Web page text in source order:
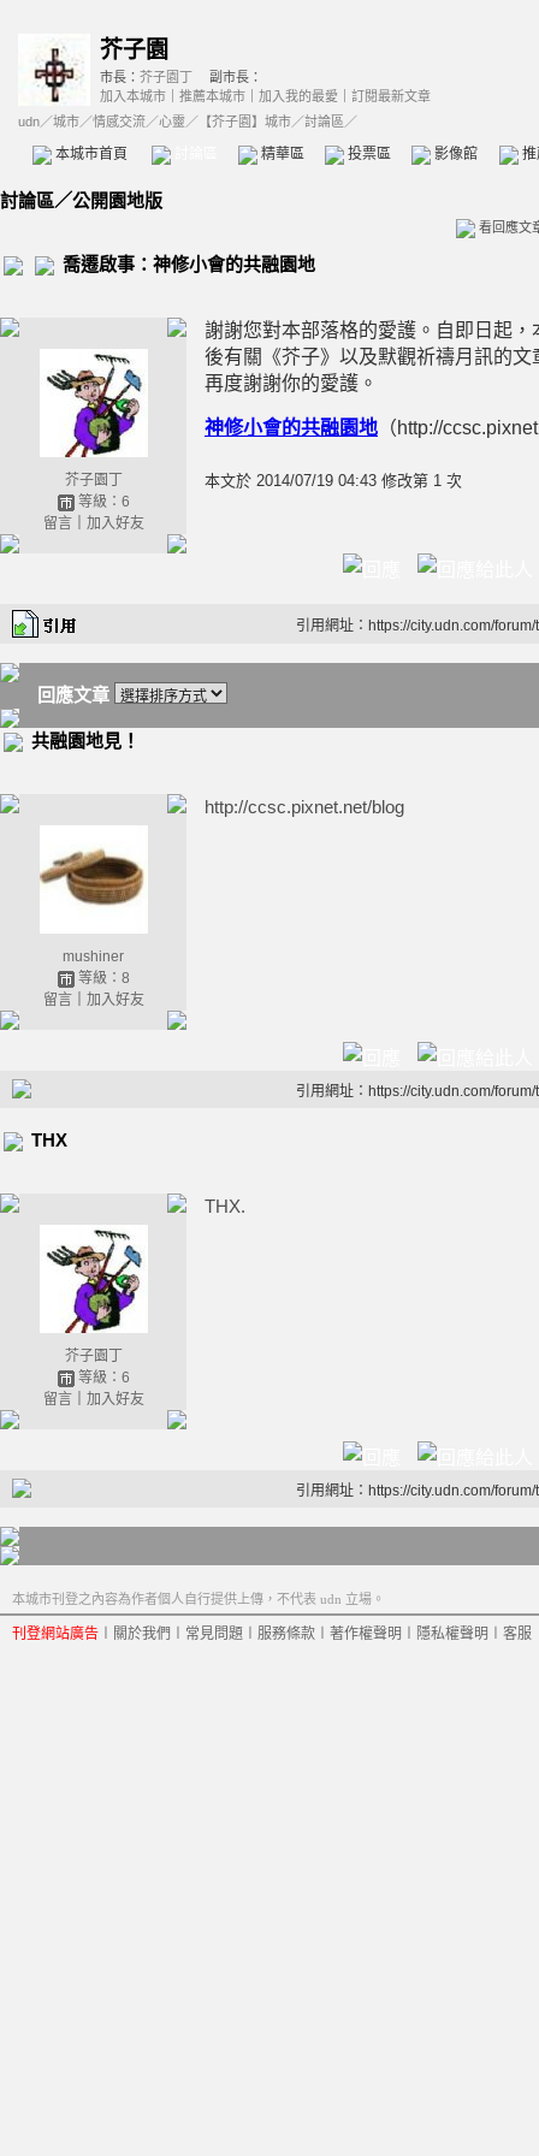
芥子園
市長： 芥子園丁
副市長：
加入本城市
推薦本城市 加入我的最愛
訂閱最新文章
udn／城市／情感交流／心靈 ／ 【芥子園】城市／討論區／
本城市首頁 精華區 投票區 影像館
討論區／公開園地版
看回應文
喬遷啟事：神修小會的共融園地
芥子園丁
等級：6
留言｜ 加入好友
謝謝您對本部落格的愛護。自即日起
後有關《芥子》以及默觀祈禱月訊的
再度謝謝你的愛護。
神修小會的共融園地 （http://
本文於 2014/07/19 04:43 修改第 1 次
引用網址：https://city.udn.com/
回應文章
共融園地見！
mushiner
等級：8
留言｜ 加入好友
http://ccsc.pixnet.net/blog
引用網址：https://city.udn.com/
THX
芥子園丁
等級：6
留言｜ 加入好友
THX.
引用網址：https://city.udn.com/
本城市刊登之內容為作者個人自行提供上傳，不代表 udn 立場。
刊登網站廣告 關於我們 常見問題 服務條款 著作權聲明 隱私權聲明 客服